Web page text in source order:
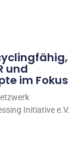
und
im Fokus
Initiative e.V.